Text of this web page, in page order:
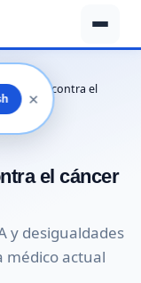
contra el
el cáncer
y desigualdades
médico actual
✕